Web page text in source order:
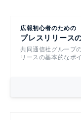
広報初心者のための
プレスリリース
共同通信社グループ
リースの基本的なポ